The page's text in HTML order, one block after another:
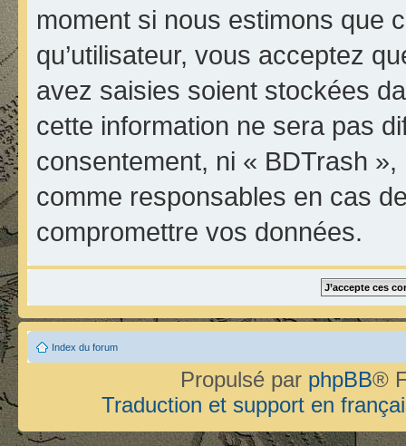
moment si nous estimons que
qu’utilisateur, vous acceptez
avez saisies soient stockées
cette information ne sera pas
consentement, ni « BDTrash
comme responsables en cas
compromettre vos données.
Index du forum
Propulsé par phpBB®
Traduction et support en